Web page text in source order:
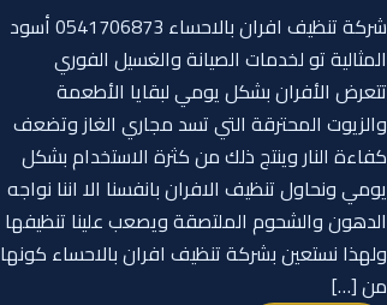
شركة تنظيف افران بالاحساء 0541706873 أسود
المثالية تو لخدمات الصيانة والغسيل الفوري
تتعرض الأفران بشكل يومي لبقايا الأطعمة
والزيوت المحترقة التي تسد مجاري الغاز وتضعف
كفاءة النار وينتج ذلك من كثرة الاستخدام بشكل
يومي ونحاول تنظيف الافران بانفسنا الا اننا نواجه
الدهون والشحوم الملتصقة ويصعب علينا تنظيفها
ولهذا نستعين بشركة تنظيف افران بالاحساء كونها
من […]